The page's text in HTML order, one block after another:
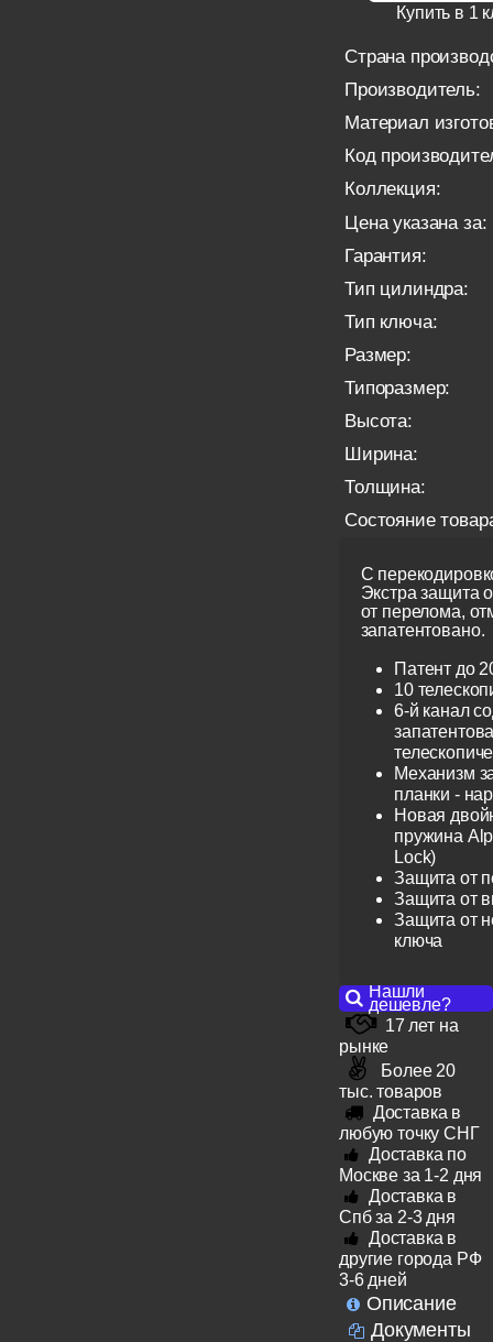
Купить в 1
Страна
Производитель:
Материал
Код
Коллекция:
Цена указана за:
Гарантия:
Тип цилиндра:
Тип ключа:
Размер:
Типоразмер:
Высота:
Ширина:
Толщина:
Состояние
С
Экстра защита
от перелома,
запатентовано.
Патент до
10
6-й канал
Механизм
планки -
Новая
пружина
Lock)
Защита от
Защита от
Защита от
ключа
Нашли
дешевле?
17 лет на
рынке
Более 20
тыс. товаров
Доставка в
любую точку СНГ
Доставка по
Москве за 1-2 дня
Доставка в
Спб за 2-3 дня
Доставка в
другие города РФ
3-6 дней
Описание
Документы